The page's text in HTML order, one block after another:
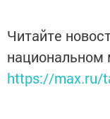
Читайте
https://max.ru/